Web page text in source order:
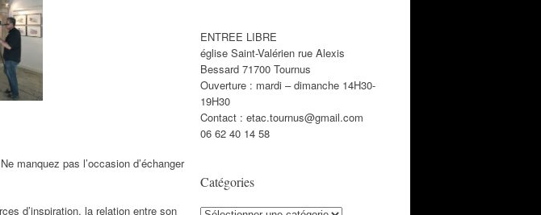
manquez pas l’occasion d’échanger
d’inspiration, la relation entre son
ENTREE LIBRE
église Saint-Valérien rue Alexis
Bessard 71700 Tournus
Ouverture : mardi – dimanche 14H30-
19H30
Contact : etac.tournus@gmail.com
06 62 40 14 58
Catégories